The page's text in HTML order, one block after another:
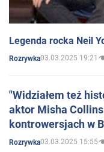
Legenda rocka Neil
Rozrywka03.03.2025 19:21
"Widziałem też
aktor Misha
kontrowersjach w
Rozrywka03.03.2025 15:55